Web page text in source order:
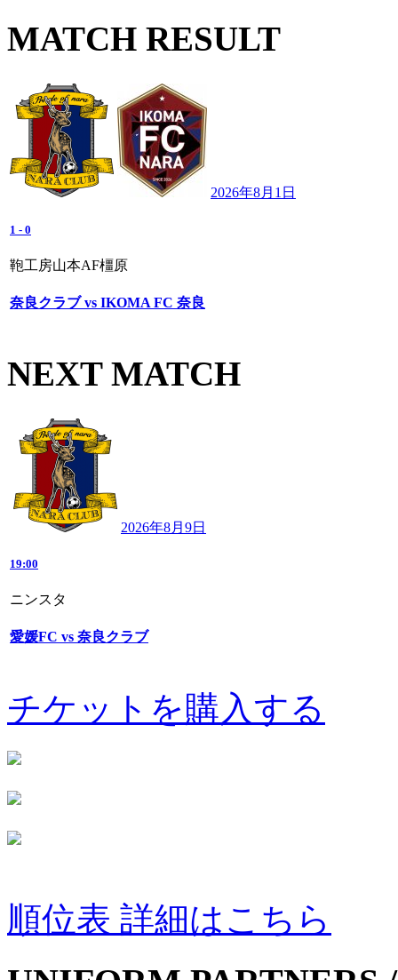
MATCH RESULT
2026年8月1日
1 - 0
鞄工房山本AF橿原
奈良クラブ vs IKOMA FC 奈良
NEXT MATCH
2026年8月9日
19:00
ニンスタ
愛媛FC vs 奈良クラブ
チケットを購入する
順位表 詳細はこちら